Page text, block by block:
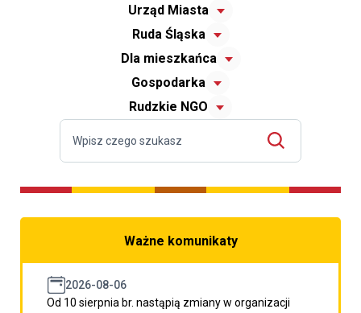
Urząd Miasta
Ruda Śląska
Dla mieszkańca
Gospodarka
Rudzkie NGO
Ważne komunikaty
2026-08-06
Od 10 sierpnia br. nastąpią zmiany w organizacji